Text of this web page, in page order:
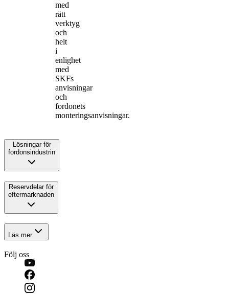
med
rätt
verktyg
och
helt
i
enlighet
med
SKFs
anvisningar
och
fordonets
monteringsanvisningar.
Lösningar för
fordonsindustrin
Reservdelar för
eftermarknaden
Läs mer
Följ oss